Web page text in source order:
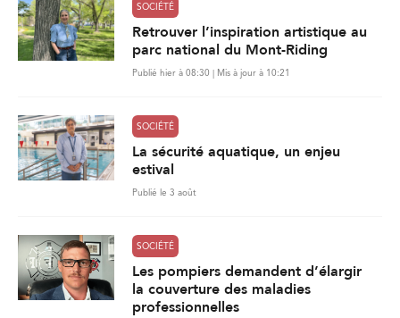
SOCIÉTÉ
Retrouver l’inspiration artistique au
parc national du Mont-Riding
Publié hier à 08:30 | Mis à jour à 10:21
SOCIÉTÉ
La sécurité aquatique, un enjeu
estival
Publié le 3 août
SOCIÉTÉ
Les pompiers demandent d’élargir
la couverture des maladies
professionnelles